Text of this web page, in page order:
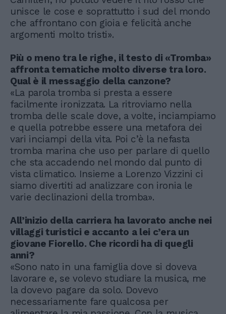
unisce le cose e soprattutto i sud del mondo
che affrontano con gioia e felicità anche
argomenti molto tristi».
Più o meno tra le righe, il testo di «Tromba»
affronta tematiche molto diverse tra loro.
Qual è il messaggio della canzone?
«La parola tromba si presta a essere
facilmente ironizzata. La ritroviamo nella
tromba delle scale dove, a volte, inciampiamo
e quella potrebbe essere una metafora dei
vari inciampi della vita. Poi c’è la nefasta
tromba marina che uso per parlare di quello
che sta accadendo nel mondo dal punto di
vista climatico. Insieme a Lorenzo Vizzini ci
siamo divertiti ad analizzare con ironia le
varie declinazioni della tromba».
All’inizio della carriera ha lavorato anche nei
villaggi turistici e accanto a lei c’era un
giovane Fiorello. Che ricordi ha di quegli
anni?
«Sono nato in una famiglia dove si doveva
lavorare e, se volevo studiare la musica, me
la dovevo pagare da solo. Dovevo
necessariamente fare qualcosa per